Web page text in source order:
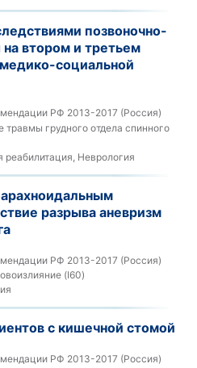
позвоночно-
втором и третьем
социальной
РФ 2013-2017 (Россия)
травмы грудного отдела спинного
реабилитация, Неврология
разрыва аневризм
РФ 2013-2017 (Россия)
(I60)
с кишечной стомой
РФ 2013-2017 (Россия)